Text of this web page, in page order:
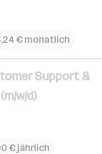
€ monatlich
Support &
w/d)
€ jährlich